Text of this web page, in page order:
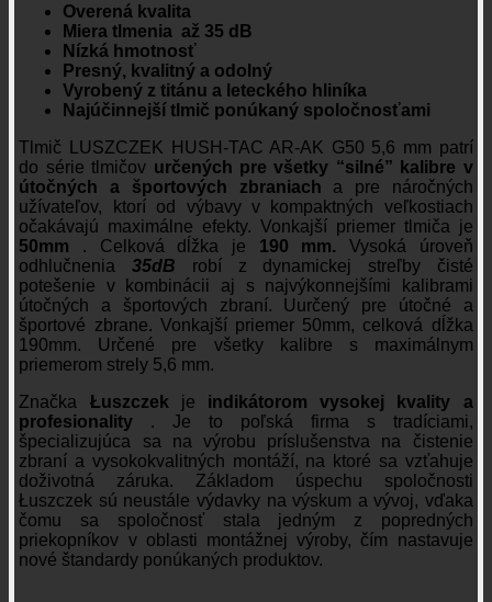
Overená kvalita
Miera tlmenia až 35 dB
Nízká hmotnosť
Presný, kvalitný a odolný
Vyrobený z titánu a leteckého hliníka
Najúčinnejší tlmič ponúkaný spoločnosťami
Tlmič LUSZCZEK HUSH-TAC AR-AK G50 5,6 mm patrí
do série tlmičov určených pre všetky “silné” kalibre v
útočných a športových zbraniach a pre náročných
užívateľov, ktorí od výbavy v kompaktných veľkostiach
očakávajú maximálne efekty. Vonkajší priemer tlmiča je
50mm . Celková dĺžka je 190 mm.Vysoká úroveň
odhlučnenia35dB
robí z dynamickej streľby čisté
potešenie v kombinácii aj s najvýkonnejšími kalibrami
útočných a športových zbraní. Uurčený pre útočné a
športové zbrane. Vonkajší priemer 50mm, celková dĺžka
190mm. Určené pre všetky kalibre s maximálnym
priemerom strely 5,6 mm.
Značka Łuszczek je indikátorom vysokej kvality a
profesionality . Je to poľská firma s tradíciami,
špecializujúca sa na výrobu príslušenstva na čistenie
zbraní a vysokokvalitných montáží, na ktoré sa vzťahuje
doživotná záruka. Základom úspechu spoločnosti
Łuszczek sú neustále výdavky na výskum a vývoj, vďaka
čomu sa spoločnosť stala jedným z popredných
priekopníkov v oblasti montážnej výroby, čím nastavuje
nové štandardy ponúkaných produktov.